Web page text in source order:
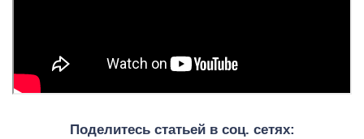
Поделитесь статьей в соц. сетях: